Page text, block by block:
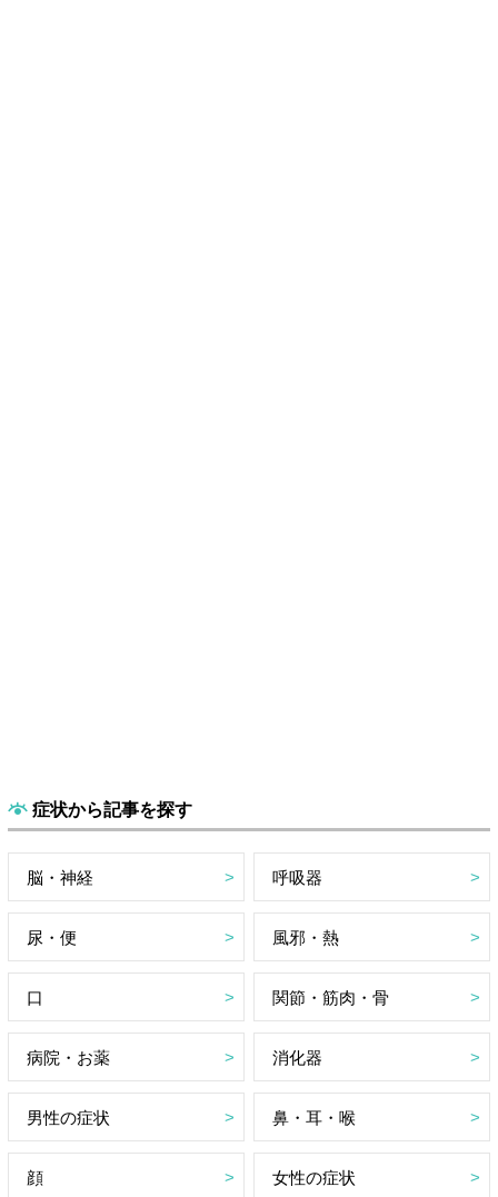
症状から記事を探す
脳・神経 呼吸器
尿・便 風邪・熱
口 関節・筋肉・骨
病院・お薬 消化器
男性の症状 鼻・耳・喉
顔 女性の症状